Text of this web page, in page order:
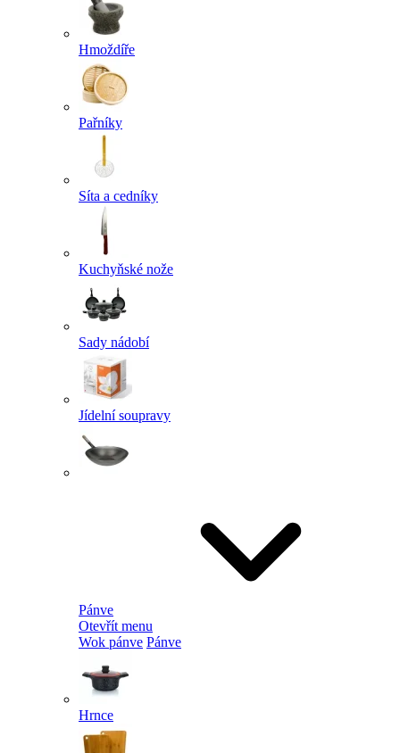
Hmoždíře
Pařníky
Síta a cedníky
Kuchyňské nože
Sady nádobí
Jídelní soupravy
Pánve
Otevřít menu
Wok pánve Pánve
Hrnce